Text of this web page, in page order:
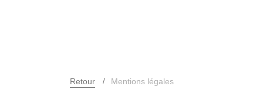
Retour Mentions légales